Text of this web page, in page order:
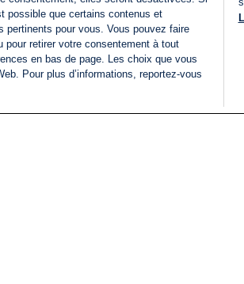
possible que certains contenus et
pertinents pour vous. Vous pouvez faire
pour retirer votre consentement à tout
en bas de page. Les choix que vous
Pour plus d’informations, reportez-vous